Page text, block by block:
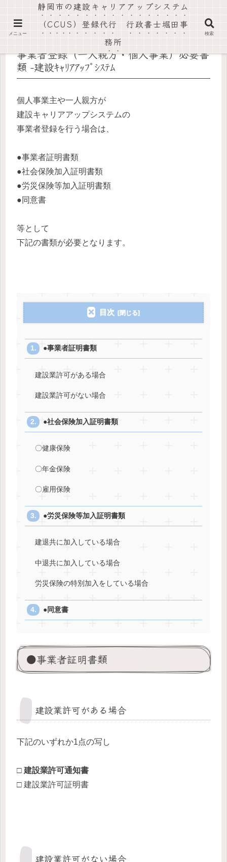
社会保険労務士法人静岡葵事務所・行政書士堀田事務所
事業者登録（一人親方・個人事業）必要書
類 -建設ｷｬﾘｱｱｯﾌﾟｼｽﾃﾑ
個人事業主や一人親方が
建設キャリアアップシステムの
事業者登録を行う場合は、
●事業者証明書類
●社会保険加入証明書類
●労災保険等加入証明書類
●同意書
等として
下記の書類が必要となります。
目次
●事業者証明書類
建設業許可がある場合
建設業許可がない場合
●社会保険加入証明書類
〇健康保険
〇年金保険
〇雇用保険
●労災保険等加入証明書類
建退共に加入している場合
中退共に加入している場合
労災保険の特別加入をしている場合
●同意書
●事業者証明書類
建設業許可がある場合
下記のいずれか1点の写し
□ 建設業許可通知書
□ 建設業許可証明書
建設業許可がない場合
メニュー
静岡市の建設キャリアアップシステム
（CCUS）登録代行 行政書士堀田事
務所
検索